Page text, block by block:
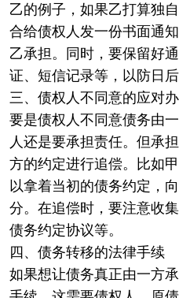
乙的例子，如果乙打算独
合给债权人发一份书面通
乙承担。同时，要保留好
证、短信记录等，以防日后
三、债权人不同意的应对
要是债权人不同意债务由
人还是要承担责任。但承
方的约定进行追偿。比如
以拿着当初的债务约定，
分。在追偿时，要注意收
债务约定协议等。
四、债务转移的法律手续
如果想让债务真正由一方